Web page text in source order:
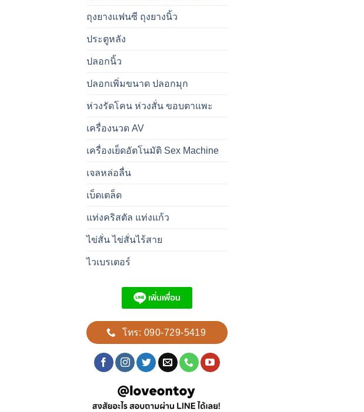
ถุงยางแฟนซี ถุงยางนิ้ว
ประตูหลัง
ปลอกนิ้ว
ปลอกเพิ่มขนาด ปลอกมุก
ห่วงรัดโคน ห่วงสั่น ขอบตาแพะ
เครื่องนวด AV
เครื่องเย็ดอัตโนมัติ Sex Machine
เจลหล่อลื่น
เบ็ดเตล็ด
แท่งคริสตัล แท่งแก้ว
ไข่สั่น ไข่สั่นไร้สาย
ไวเบรเตอร์
โทร: 090-729-5419